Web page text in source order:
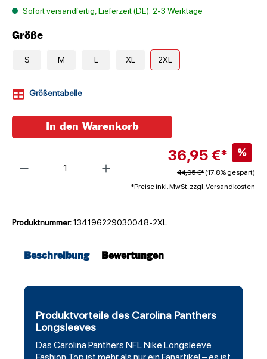
Sofort versandfertig, Lieferzeit (DE): 2-3 Werktage
Größe
S M L XL 2XL
Größentabelle
36,95 €* %
44,95 €* (17.8% gespart)
*Preise inkl. MwSt. zzgl. Versandkosten
In den Warenkorb
Produktnummer:134196229030048-2XL
Beschreibung Bewertungen
Produktvorteile des Carolina Panthers
Longsleeves
Das Carolina Panthers NFL Nike Longsleeve